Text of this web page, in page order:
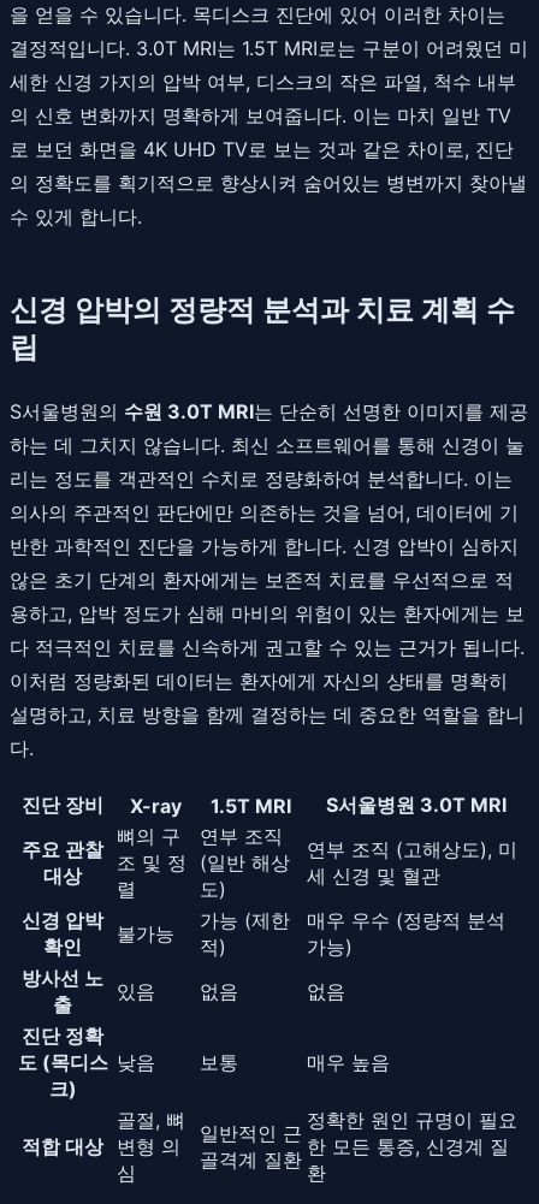
을 얻을 수 있습니다. 목디스크 진단에 있어 이러한 차이는
결정적입니다. 3.0T MRI는 1.5T MRI로는 구분이 어려웠던 미
세한 신경 가지의 압박 여부, 디스크의 작은 파열, 척수 내부
의 신호 변화까지 명확하게 보여줍니다. 이는 마치 일반 TV
로 보던 화면을 4K UHD TV로 보는 것과 같은 차이로, 진단
의 정확도를 획기적으로 향상시켜 숨어있는 병변까지 찾아낼
수 있게 합니다.
신경 압박의 정량적 분석과 치료 계획 수
립
S서울병원의 수원 3.0T MRI는 단순히 선명한 이미지를 제공
하는 데 그치지 않습니다. 최신 소프트웨어를 통해 신경이 눌
리는 정도를 객관적인 수치로 정량화하여 분석합니다. 이는
의사의 주관적인 판단에만 의존하는 것을 넘어, 데이터에 기
반한 과학적인 진단을 가능하게 합니다. 신경 압박이 심하지
않은 초기 단계의 환자에게는 보존적 치료를 우선적으로 적
용하고, 압박 정도가 심해 마비의 위험이 있는 환자에게는 보
다 적극적인 치료를 신속하게 권고할 수 있는 근거가 됩니다.
이처럼 정량화된 데이터는 환자에게 자신의 상태를 명확히
설명하고, 치료 방향을 함께 결정하는 데 중요한 역할을 합니
다.
진단 장비 X-ray 1.5T MRI
S서울병원 3.0T MRI
주요 관찰
대상
뼈의 구
조 및 정
렬
연부 조직
(일반 해상
도)
연부 조직 (고해상도), 미
세 신경 및 혈관
신경 압박
확인
불가능
가능 (제한
적)
매우 우수 (정량적 분석
가능)
방사선 노
출
있음 없음
없음
진단 정확
도 (목디스
크)
낮음 보통 매우 높음
적합 대상
골절, 뼈
변형 의
심
일반적인 근
골격계 질환
정확한 원인 규명이 필요
한 모든 통증, 신경계 질
환